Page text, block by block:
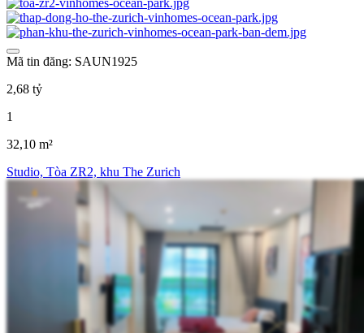
Mã tin đăng: SAUN1925
2,68 tỷ
1
32,10 m²
Studio, Tòa ZR2, khu The Zurich